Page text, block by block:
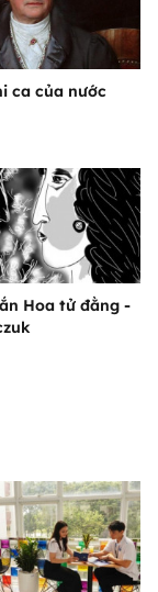
ca của nước
Hoa tử đằng -